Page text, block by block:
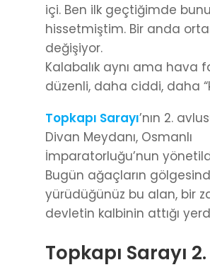
içi. Ben ilk geçtiğimde
hissetmiştim. Bir anda
değişiyor.
Kalabalık aynı ama hava
düzenli, daha ciddi, daha
Topkapı Sarayı’nın 2.
Divan Meydanı, Osmanlı
İmparatorluğu’nun
Bugün ağaçların
yürüdüğünüz bu alan, bir
devletin kalbinin attığı
Topkapı Sarayı